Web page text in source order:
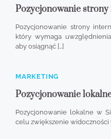
Pozycjonowanie
Pozycjonowanie strony
który wymaga
aby osiągnąć […]
MARKETING
Pozycjonowanie
Pozycjonowanie lokalne w
celu zwiększenie widoczności